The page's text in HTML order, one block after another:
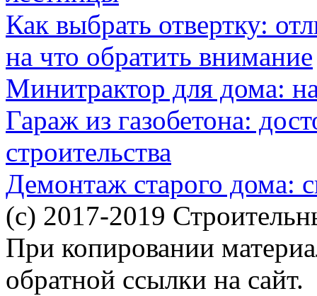
Как выбрать отвертку:
на что обратить внимание
Минитрактор для дома:
Гараж из газобетона:
строительства
Демонтаж старого дома:
(c) 2017-2019
При копировании
обратной ссылки на сайт.